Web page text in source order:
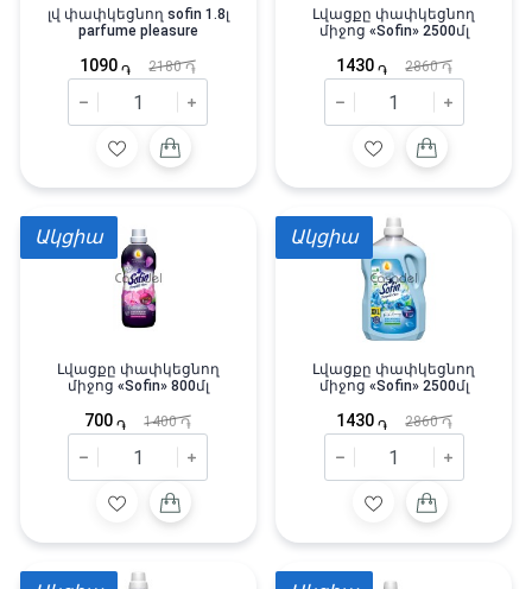
լվ փափկեցնող sofin 1.8լ
parfume pleasure
1090֏ 2180֏
Լվացքը փափկեցնող
միջոց «Sofin» 2500մլ
1430 ֏ 2860֏
Լվացքը փափկեցնող
միջոց «Sofin» 800մլ
700֏ 1400֏
Ակցիա
Լվացքը փափկեցնող
միջոց «Sofin» 2500մլ
1430 ֏ 2860֏
Ակցիա